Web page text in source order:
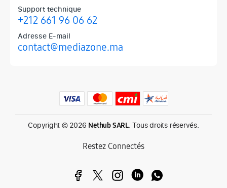
Support technique
+212 661 96 06 62
Adresse E-mail
contact@mediazone.ma
Produits phares chez Mediazone
Retrouvez chez Mediazone les références incontournables :
Copyright © 2026 Nethub SARL. Tous droits réservés.
Restez Connectés